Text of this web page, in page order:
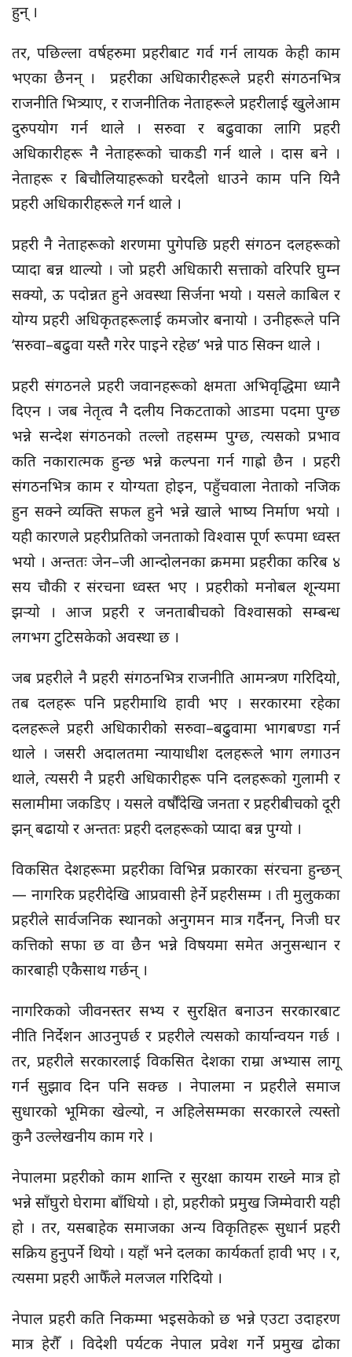
हुन् ।
तर, पछिल्ला वर्षहरुमा प्रहरीबाट गर्व गर्न लायक केही काम
भएका छैनन् । प्रहरीका अधिकारीहरूले प्रहरी संगठनभित्र
राजनीति भित्र्याए, र राजनीतिक नेताहरूले प्रहरीलाई खुलेआम
दुरुपयोग गर्न थाले । सरुवा र बढुवाका लागि प्रहरी
अधिकारीहरू नै नेताहरूको चाकडी गर्न थाले । दास बने ।
नेताहरू र बिचौलियाहरूको घरदैलो धाउने काम पनि यिनै
प्रहरी अधिकारीहरूले गर्न थाले ।
प्रहरी नै नेताहरूको शरणमा पुगेपछि प्रहरी संगठन दलहरूको
प्यादा बन्न थाल्यो । जो प्रहरी अधिकारी सत्ताको वरिपरि घुम्न
सक्यो, ऊ पदोन्नत हुने अवस्था सिर्जना भयो । यसले काबिल र
योग्य प्रहरी अधिकृतहरूलाई कमजोर बनायो । उनीहरूले पनि
‘सरुवा–बढुवा यस्तै गरेर पाइने रहेछ’ भन्ने पाठ सिक्न थाले ।
प्रहरी संगठनले प्रहरी जवानहरूको क्षमता अभिवृद्धिमा ध्यानै
दिएन । जब नेतृत्व नै दलीय निकटताको आडमा पदमा पुग्छ
भन्ने सन्देश संगठनको तल्लो तहसम्म पुग्छ, त्यसको प्रभाव
कति नकारात्मक हुन्छ भन्ने कल्पना गर्न गाह्रो छैन । प्रहरी
संगठनभित्र काम र योग्यता होइन, पहुँचवाला नेताको नजिक
हुन सक्ने व्यक्ति सफल हुने भन्ने खाले भाष्य निर्माण भयो ।
यही कारणले प्रहरीप्रतिको जनताको विश्वास पूर्ण रूपमा ध्वस्त
भयो । अन्ततः जेन–जी आन्दोलनका क्रममा प्रहरीका करिब ४
सय चौकी र संरचना ध्वस्त भए । प्रहरीको मनोबल शून्यमा
झर्‍यो । आज प्रहरी र जनताबीचको विश्वासको सम्बन्ध
लगभग टुटिसकेको अवस्था छ ।
जब प्रहरीले नै प्रहरी संगठनभित्र राजनीति आमन्त्रण गरिदियो,
तब दलहरू पनि प्रहरीमाथि हावी भए । सरकारमा रहेका
दलहरूले प्रहरी अधिकारीको सरुवा–बढुवामा भागबण्डा गर्न
थाले । जसरी अदालतमा न्यायाधीश दलहरूले भाग लगाउन
थाले, त्यसरी नै प्रहरी अधिकारीहरू पनि दलहरूको गुलामी र
सलामीमा जकडिए । यसले वर्षौँदेखि जनता र प्रहरीबीचको दूरी
झन् बढायो र अन्ततः प्रहरी दलहरूको प्यादा बन्न पुग्यो ।
विकसित देशहरूमा प्रहरीका विभिन्न प्रकारका संरचना हुन्छन्
— नागरिक प्रहरीदेखि आप्रवासी हेर्ने प्रहरीसम्म । ती मुलुकका
प्रहरीले सार्वजनिक स्थानको अनुगमन मात्र गर्दैनन्, निजी घर
कत्तिको सफा छ वा छैन भन्ने विषयमा समेत अनुसन्धान र
कारबाही एकैसाथ गर्छन् ।
नागरिकको जीवनस्तर सभ्य र सुरक्षित बनाउन सरकारबाट
नीति निर्देशन आउनुपर्छ र प्रहरीले त्यसको कार्यान्वयन गर्छ ।
तर, प्रहरीले सरकारलाई विकसित देशका राम्रा अभ्यास लागू
गर्न सुझाव दिन पनि सक्छ । नेपालमा न प्रहरीले समाज
सुधारको भूमिका खेल्यो, न अहिलेसम्मका सरकारले त्यस्तो
कुनै उल्लेखनीय काम गरे ।
नेपालमा प्रहरीको काम शान्ति र सुरक्षा कायम राख्ने मात्र हो
भन्ने साँघुरो घेरामा बाँधियो । हो, प्रहरीको प्रमुख जिम्मेवारी यही
हो । तर, यसबाहेक समाजका अन्य विकृतिहरू सुधार्न प्रहरी
सक्रिय हुनुपर्ने थियो । यहाँ भने दलका कार्यकर्ता हावी भए । र,
त्यसमा प्रहरी आफैँले मलजल गरिदियो ।
नेपाल प्रहरी कति निकम्मा भइसकेको छ भन्ने एउटा उदाहरण
मात्र हेरौँ । विदेशी पर्यटक नेपाल प्रवेश गर्ने प्रमुख ढोका